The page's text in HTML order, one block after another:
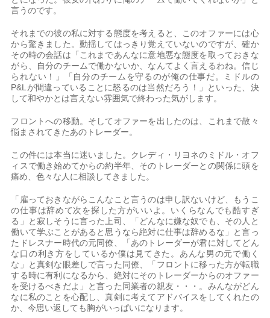
言うのです。
それまでの彼の私に対する態度を考えると、このオファーには心
から驚きました。動揺してはっきり覚えていないのですが、確か
その時の会話は「これまであんなに意地悪な態度を取っておきな
がら、自分のチームで働かないか、なんてよく言えるわね。信じ
られない！」「自分のチームを守るのが俺の仕事だ。ミドルの
P&Lが間違っていることに怒るのは当然だろう！」といった、決
して和やかとは言えない雰囲気で終わった気がします。
フロントへの移動。そしてオファーを出したのは、これまで散々
悩まされてきたあのトレーダー。
この件には本当に迷いました。クレディ・リヨネのミドル・オフ
ィスで働き始めてからの約半年、そのトレーダーとの関係に頭を
痛め、色々な人に相談してきました。
「雇っておきながらこんなこと言うのは申し訳ないけど、もうこ
の仕事は辞めて次を探した方がいいよ。いくらなんでも酷すぎ
る」と寂しそうに言った上司、「どんなに嫌な奴でも、その人と
働いて学ぶことがあると思うなら絶対に仕事は辞めるな」と言っ
たドレスナー時代の元同僚、「あのトレーダーが君に対してどん
な口の利き方をしているか僕は見てきた。あんな男の元で働く
な」と真剣な眼差しで言った同僚、「フロントに移った方が転職
する時に有利になるから、絶対にそのトレーダーからのオファー
を受けるべきだよ」と言った同業者の親友・・・。みんながどん
なに私のことを心配し、真剣に考えてアドバイスをしてくれたの
か、今思い返しても胸がいっぱいになります。